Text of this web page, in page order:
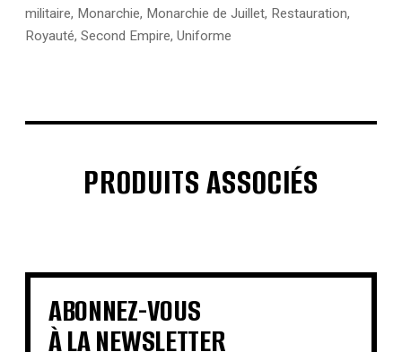
militaire, Monarchie, Monarchie de Juillet, Restauration,
Royauté, Second Empire, Uniforme
PRODUITS ASSOCIÉS
€ €
€ € €
€ €
ABONNEZ-VOUS
À LA NEWSLETTER